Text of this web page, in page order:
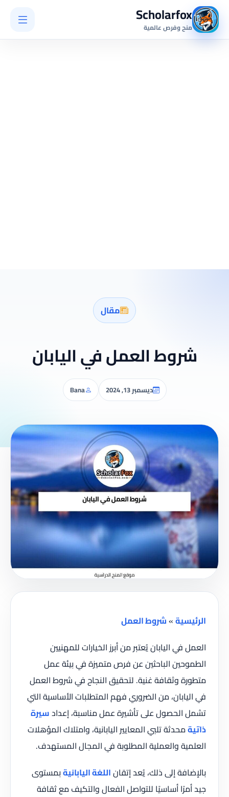
Scholarfox
منح وفرص عالمية
مقال
شروط العمل في اليابان
ديسمبر 13, 2024 Bana
الرئيسية»شروط العمل
العمل في اليابان يُعتبر من أبرز الخيارات للمهنيين
الطموحين الباحثين عن فرص متميزة في بيئة عمل
متطورة وثقافة غنية. لتحقيق النجاح في شروط العمل
في اليابان، من الضروري فهم المتطلبات الأساسية التي
تشمل الحصول على تأشيرة عمل مناسبة، إعدادسيرة
ذاتيةمحدثة تلبي المعايير اليابانية، وامتلاك المؤهلات
العلمية والعملية المطلوبة في المجال المستهدف.
بالإضافة إلى ذلك، يُعد إتقاناللغة اليابانيةبمستوى
جيد أمرًا أساسيًا للتواصل الفعال والتكيف مع ثقافة